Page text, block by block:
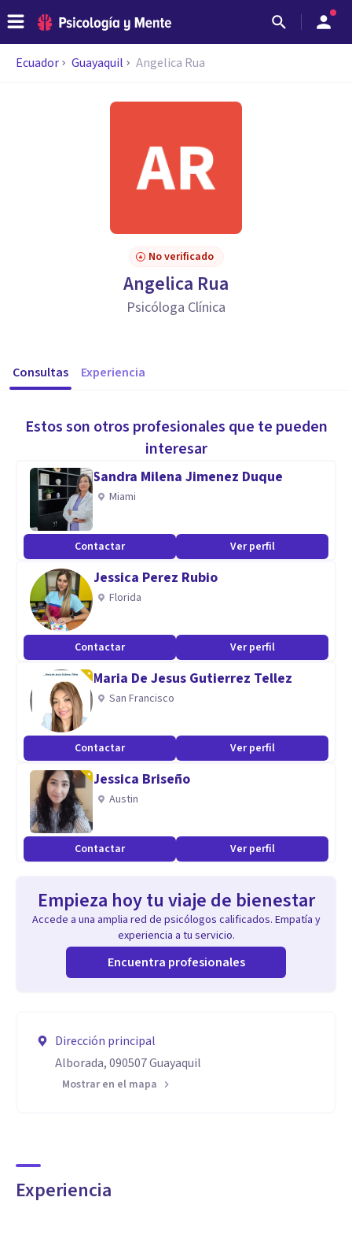
Ecuador Guayaquil Angelica Rua
No verificado
Angelica Rua
Psicóloga Clínica
Consultas Experiencia
Estos son otros profesionales que te pueden
interesar
Sandra Milena Jimenez Duque
Miami
Contactar Ver perfil
Jessica Perez Rubio
Florida
Contactar Ver perfil
Maria De Jesus Gutierrez Tellez
San Francisco
Contactar Ver perfil
Jessica Briseño
Austin
Contactar Ver perfil
Empieza hoy tu viaje de bienestar
Accede a una amplia red de psicólogos calificados. Empatía y
experiencia a tu servicio.
Encuentra profesionales
Dirección principal
Alborada, 090507 Guayaquil
Mostrar en el mapa
Experiencia